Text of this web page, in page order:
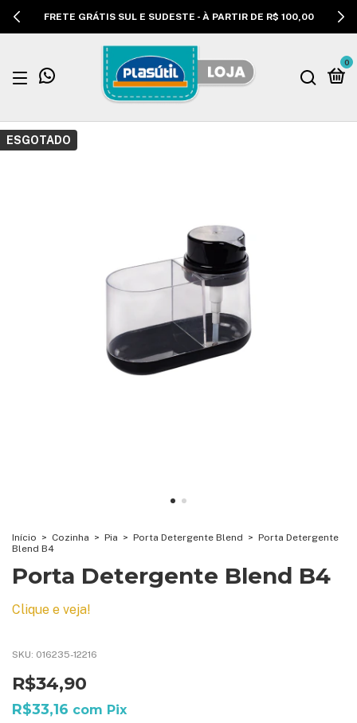
FRETE GRÁTIS SUL E SUDESTE - À PARTIR DE R$ 100,00
0
ESGOTADO
Início > Cozinha > Pia > Porta Detergente Blend > Porta Detergente
Blend B4
Porta Detergente Blend B4
Clique e veja!
SKU: 016235-12216
R$34,90
R$33,16 com Pix